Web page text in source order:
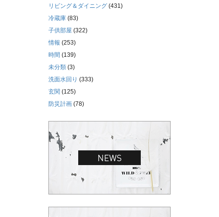
リビング＆ダイニング (431)
冷蔵庫 (83)
子供部屋 (322)
情報 (253)
時間 (139)
未分類 (3)
洗面水回り (333)
玄関 (125)
防災計画 (78)